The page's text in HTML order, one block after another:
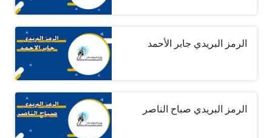
الرمز البريدي جابر الأحمد
الرمز البريدي صباح الناصر